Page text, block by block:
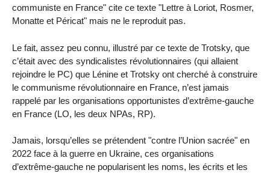
communiste en France" cite ce texte "Lettre à Loriot, Rosmer,
Monatte et Péricat" mais ne le reproduit pas.
Le fait, assez peu connu, illustré par ce texte de Trotsky, que
c’était avec des syndicalistes révolutionnaires (qui allaient
rejoindre le PC) que Lénine et Trotsky ont cherché à construire
le communisme révolutionnaire en France, n’est jamais
rappelé par les organisations opportunistes d’extrême-gauche
en France (LO, les deux NPAs, RP).
Jamais, lorsqu’elles se prétendent "contre l’Union sacrée" en
2022 face à la guerre en Ukraine, ces organisations
d’extrême-gauche ne popularisent les noms, les écrits et les